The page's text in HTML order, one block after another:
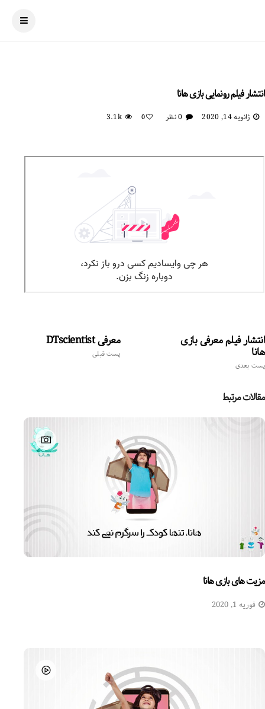
انتشار فیلم رونمایی بازی هانا
ژانویه 14, 2020 0 نظر 0
3.1k
معرفی DTscientist
پست قبلی
انتشار فیلم معرفی بازی
هانا
پست بعدی
مقالات مرتبط
مزیت های بازی هانا
فوریه 1, 2020